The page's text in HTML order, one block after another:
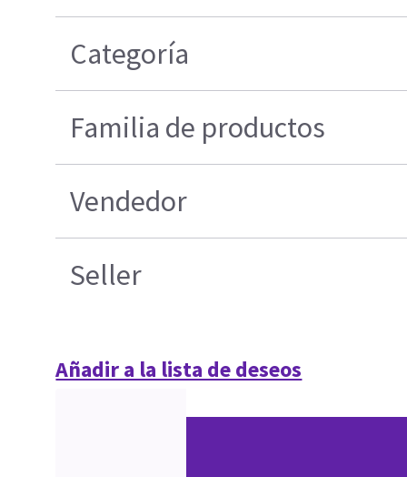
Categoría
Familia de productos
Vendedor
Seller
Añadir a la lista de deseos